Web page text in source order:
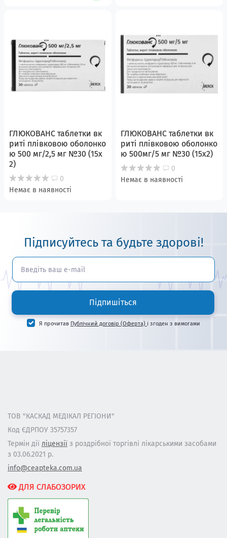
ГЛЮКОВАНС таблетки вк
риті плівковою оболонко
ю 500 мг/2,5 мг №30 (15х
2)
0
Немає в наявності
ГЛЮКОВАНС таблетки вк
риті плівковою оболонко
ю 500мг/5 мг №30 (15х2)
0
Немає в наявності
Підписуйтесь та будьте здорові!
Підпишіться
Я прочитав Публічний договір (Оферта) і згоден з вимогами
ТОВ "КАСКАД МЕДІКАЛ РЕГІОНИ"
Код ЄДРПОУ 35757357
Термін дії ліцензії з роздрібної торгівлі лікарськими засобами
з 03.06.2021 р.
info@ceapteka.com.ua
ДЛЯ СЛАБОЗОРИХ